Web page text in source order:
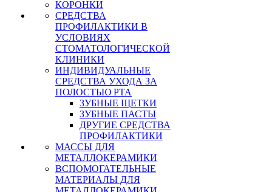
КОРОНКИ
СРЕДСТВА
ПРОФИЛАКТИКИ В
УСЛОВИЯХ
СТОМАТОЛОГИЧЕСКОЙ
КЛИНИКИ
ИНДИВИДУАЛЬНЫЕ
СРЕДСТВА УХОДА ЗА
ПОЛОСТЬЮ РТА
ЗУБНЫЕ ЩЕТКИ
ЗУБНЫЕ ПАСТЫ
ДРУГИЕ СРЕДСТВА
ПРОФИЛАКТИКИ
МАССЫ ДЛЯ
МЕТАЛЛОКЕРАМИКИ
ВСПОМОГАТЕЛЬНЫЕ
МАТЕРИАЛЫ ДЛЯ